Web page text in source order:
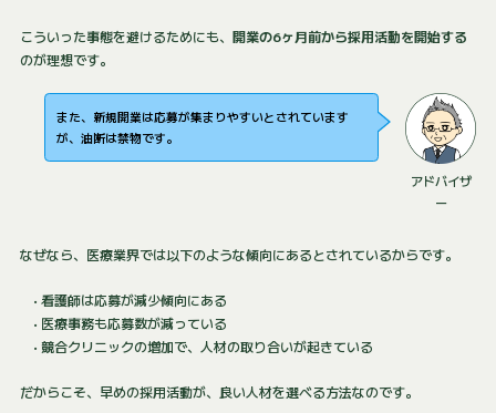
こういった事態を避けるためにも、 開業の6ヶ月前から採用活動を開始する
のが理想です。
アドバイザ
ー
また、新規開業は応募が集まりやすいとされています
が、油断は禁物です。
なぜなら、医療業界では以下のような傾向にあるとされているからです。
• 看護師は応募が減少傾向にある
• 医療事務も応募数が減っている
• 競合クリニックの増加で、人材の取り合いが起きている
だからこそ、早めの採用活動が、良い人材を選べる方法なのです。